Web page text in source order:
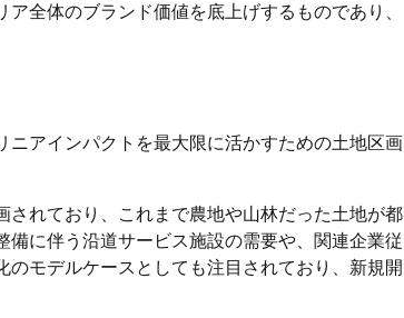
全体のブランド価値を底上げするものであり、
アインパクトを最大限に活かすための土地区画
れており、これまで農地や山林だった土地が都
に伴う沿道サービス施設の需要や、関連企業従
モデルケースとしても注目されており、新規開